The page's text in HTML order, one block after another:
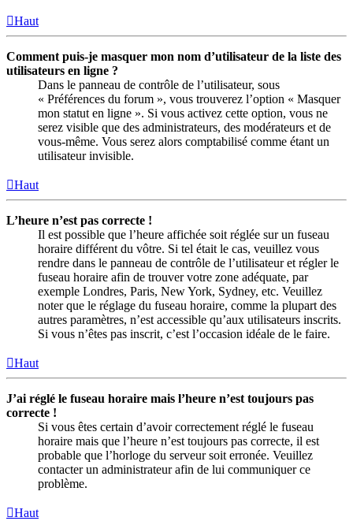
Haut
Comment puis-je masquer mon nom d’utilisateur de la liste des
utilisateurs en ligne ?
Dans le panneau de contrôle de l’utilisateur, sous
« Préférences du forum », vous trouverez l’option « Masquer
mon statut en ligne ». Si vous activez cette option, vous ne
serez visible que des administrateurs, des modérateurs et de
vous-même. Vous serez alors comptabilisé comme étant un
utilisateur invisible.
Haut
L’heure n’est pas correcte !
Il est possible que l’heure affichée soit réglée sur un fuseau
horaire différent du vôtre. Si tel était le cas, veuillez vous
rendre dans le panneau de contrôle de l’utilisateur et régler le
fuseau horaire afin de trouver votre zone adéquate, par
exemple Londres, Paris, New York, Sydney, etc. Veuillez
noter que le réglage du fuseau horaire, comme la plupart des
autres paramètres, n’est accessible qu’aux utilisateurs inscrits.
Si vous n’êtes pas inscrit, c’est l’occasion idéale de le faire.
Haut
J’ai réglé le fuseau horaire mais l’heure n’est toujours pas
correcte !
Si vous êtes certain d’avoir correctement réglé le fuseau
horaire mais que l’heure n’est toujours pas correcte, il est
probable que l’horloge du serveur soit erronée. Veuillez
contacter un administrateur afin de lui communiquer ce
problème.
Haut